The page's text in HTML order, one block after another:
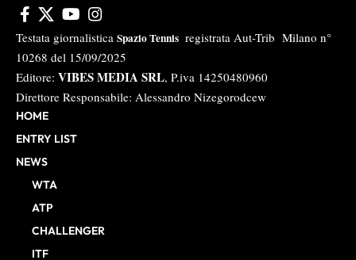
Testata giornalistica Spazio Tennis registrata Aut-Trib Milano n°
10268 del 15/09/2025
Editore: VIBES MEDIA SRL, P.iva 14250480960
Direttore Responsabile: Alessandro Nizegorodcew
HOME
ENTRY LIST
NEWS
WTA
ATP
CHALLENGER
ITF